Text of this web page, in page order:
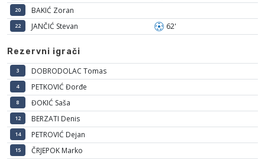
20 BAKIĆ Zoran
22 JANČIĆ Stevan 62'
Rezervni igrači
3 DOBRODOLAC Tomas
4 PETKOVIĆ Đorđe
8 ĐOKIĆ Saša
12 BERZATI Denis
14 PETROVIĆ Dejan
15 ČRJEPOK Marko